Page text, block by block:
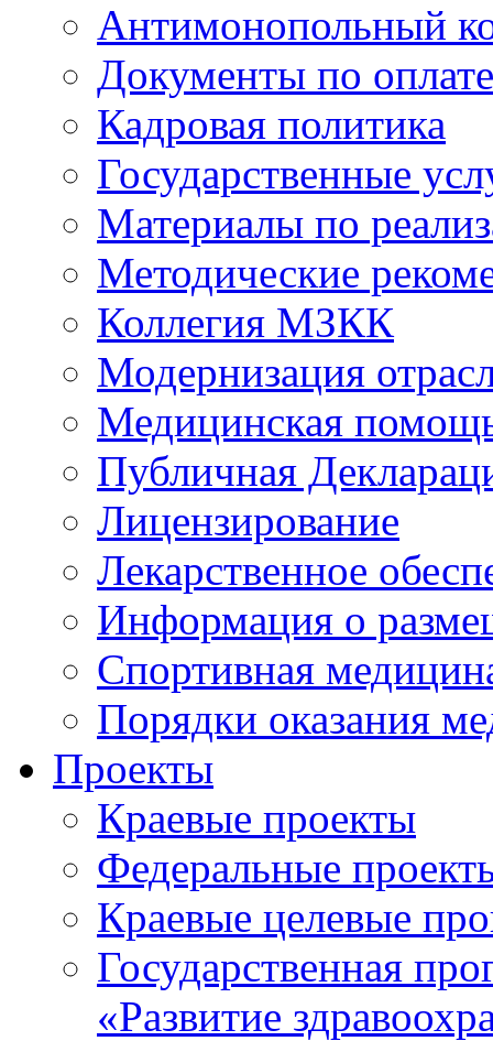
Антимонопольный
Документы по
Кадровая политика
Государственные
Материалы по
Методические
Коллегия МЗКК
Модернизация
Медицинская
Публичная
Лицензирование
Лекарственное
Информация о
Спортивная
Порядки оказания
Проекты
Краевые проекты
Федеральные
Краевые целевые
Государственная
«Развитие